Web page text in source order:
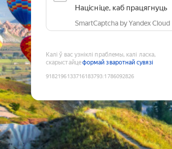
Націсніце, каб працягнуць
SmartCaptcha by Yandex Cloud
Калі ў вас узніклі праблемы, калі ласка,
скарыстайцеформай зваротнай сувязі
9182196133716183793:1786092826